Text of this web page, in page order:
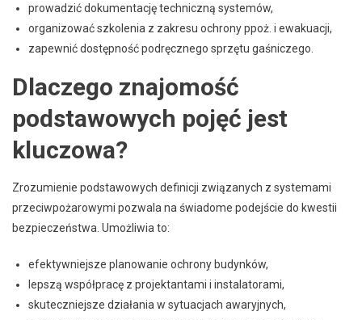
prowadzić dokumentację techniczną systemów,
organizować szkolenia z zakresu ochrony ppoż. i ewakuacji,
zapewnić dostępność podręcznego sprzętu gaśniczego.
Dlaczego znajomość
podstawowych pojęć jest
kluczowa?
Zrozumienie podstawowych definicji związanych z systemami
przeciwpożarowymi pozwala na świadome podejście do kwestii
bezpieczeństwa. Umożliwia to:
efektywniejsze planowanie ochrony budynków,
lepszą współpracę z projektantami i instalatorami,
skuteczniejsze działania w sytuacjach awaryjnych,